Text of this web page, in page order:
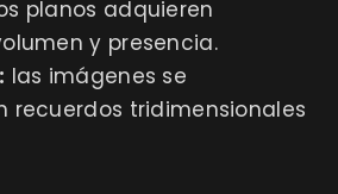
planos adquieren
y presencia.
las imágenes se
recuerdos tridimensionales